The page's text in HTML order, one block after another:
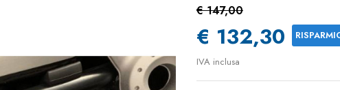
€ 147,00
€ 132,30
IVA inclusa